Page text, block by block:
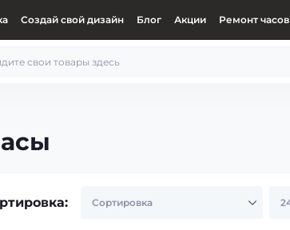
Создай свой дизайн Блог Акции Ремонт часов